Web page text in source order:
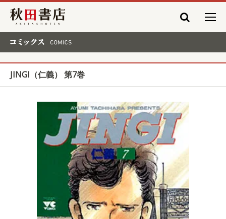
秋田書店
JINGI（仁義） 第7巻